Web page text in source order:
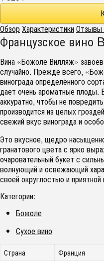
ОбзорХарактеристикиОтзывы
Французское вино
Вина «Божоле Вилляж»
случайно. Прежде всего,
винограда определённого
дает очень ароматные плоды.
аккуратно, чтобы не
производится из целых
свежий вкус винограда и
Это вкусное, щедро
гранатового цвета с ярко
очаровательный букет с
волнующий и освежающий
своей округлостью и приятной
Категории:
Божоле
Сухое вино
Страна
Франция